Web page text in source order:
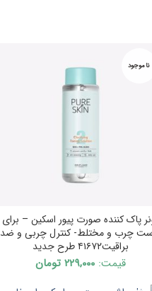
ناموجود
پاک کننده صورت پیور اسکین – برای
چرب و مختلط- کنترل چربی و ضد
براقیت۴۱۶۷۲ طرح جدید
قیمت:۲۲۹,۰۰۰ تومان